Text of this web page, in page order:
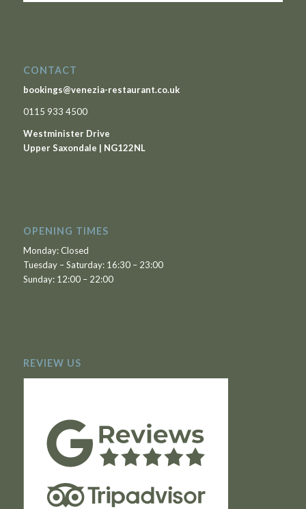
CONTACT
bookings@venezia-restaurant.co.uk
0115 933 4500
Westminister Drive
Upper Saxondale | NG122NL
OPENING TIMES
Monday: Closed
Tuesday – Saturday: 16:30 – 23:00
Sunday: 12:00 – 22:00
REVIEW US